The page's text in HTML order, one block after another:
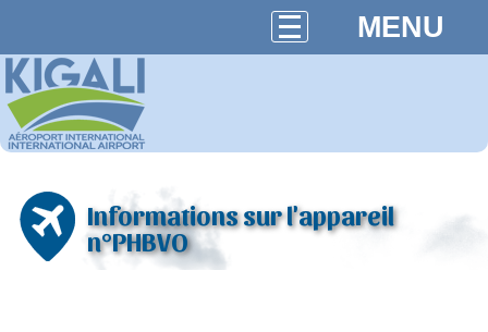
MENU
Informations sur l'appareil
n°PHBVO